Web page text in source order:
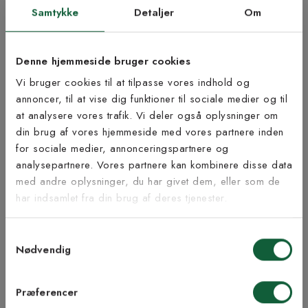
Samtykke Detaljer Om
Denne hjemmeside bruger cookies
Vi bruger cookies til at tilpasse vores indhold og
annoncer, til at vise dig funktioner til sociale medier og til
at analysere vores trafik. Vi deler også oplysninger om
din brug af vores hjemmeside med vores partnere inden
for sociale medier, annonceringspartnere og
analysepartnere. Vores partnere kan kombinere disse data
med andre oplysninger, du har givet dem, eller som de
har indsamlet fra din brug af deres tjenester.
Nødvendig
Præferencer
Produktinformation
Vigtig info
Lige nu kan leveringstiden blive noget længere ved køb af
tæppeløbere med langettering.
Åbent køb og returret gælder ikke da løberen skæres til på mål.
OBS!Kantning ændrer ikke på målene for de tæpper, der er
bestilt efter egne mål.
Bæredygtighed
Inspiration fra @kilandsofficial
Tilmeld dig vores
nyhedsbrev
Vær blandt de første til at modtage vores tilbud,
tips og nyheder.
modtage nyhedsbreve fra Kilands